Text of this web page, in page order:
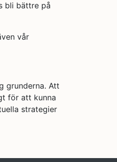
bli bättre på
vår
grunderna. Att
för att kunna
strategier